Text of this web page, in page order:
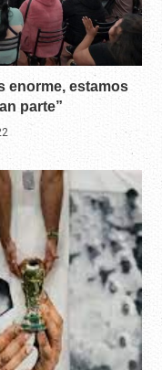
enorme, estamos
parte”